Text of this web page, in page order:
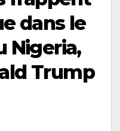
dans le
Nigeria,
Trump